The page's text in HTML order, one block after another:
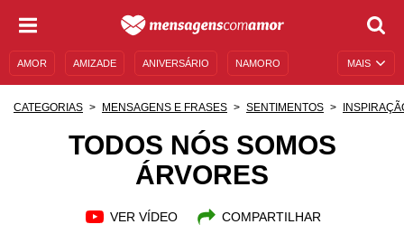
MAIS
AMOR AMIZADE ANIVERSÁRIO NAMORO
AUTOAJUDA
MENSAGENS DE ANIVERSÁRIO
CATEGORIAS MENSAGENS E FRASES SENTIMENTOS
TODOS NÓS SOMOS
ÁRVORES
VER VÍDEO COMPARTILHAR